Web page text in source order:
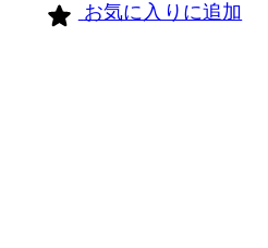
お気に入りに追加